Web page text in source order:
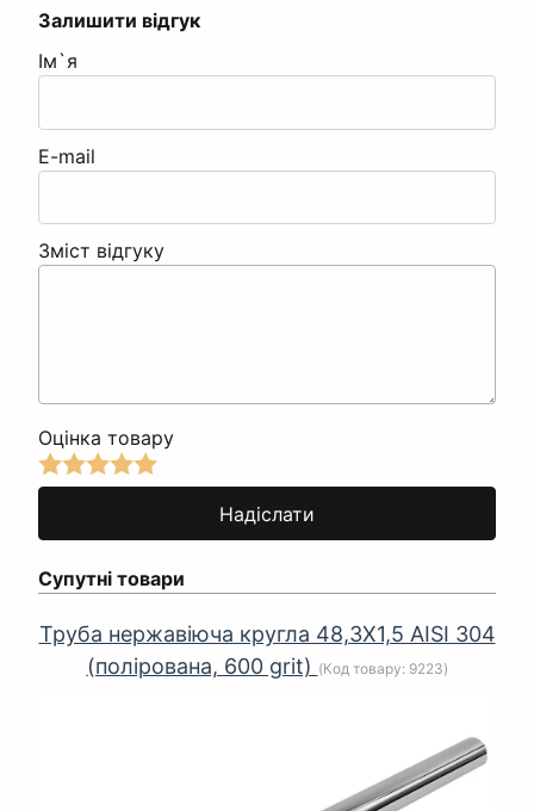
Залишити відгук
Ім`я
E-mail
Зміст відгуку
Оцінка товару
Супутні товари
Труба нержавіюча кругла 48,3Х1,5 AISI 304
(полірована, 600 grit) (Код товару: 9223)